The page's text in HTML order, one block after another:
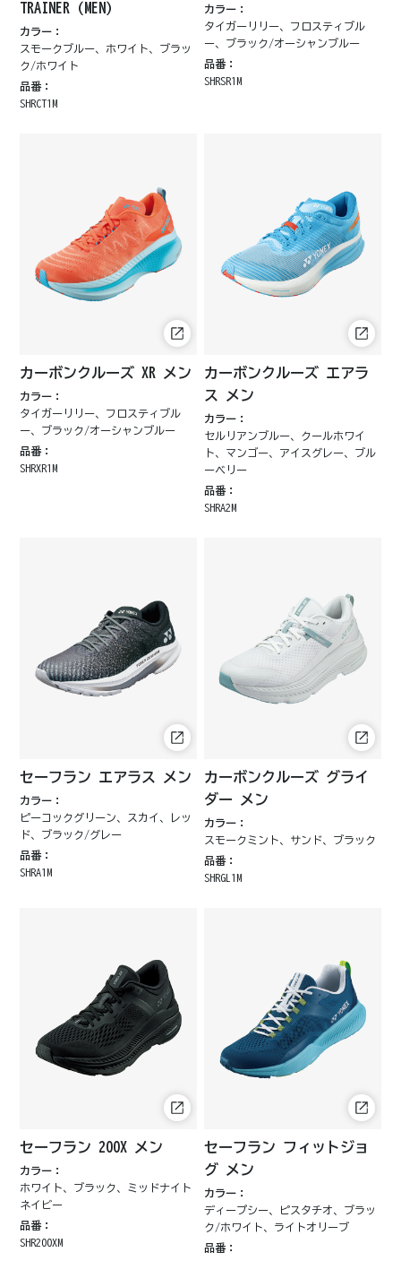
TRAINER（MEN）
カラー：
スモークブルー、ホワイト、ブラッ
ク/ホワイト
品番：
SHRCT1M
カラー：
タイガーリリー、フロスティブル
ー、ブラック/オーシャンブルー
品番：
SHRSR1M
カーボンクルーズ XR メン
カラー：
タイガーリリー、フロスティブル
ー、ブラック/オーシャンブルー
品番：
SHRXR1M
カーボンクルーズ エアラ
ス メン
カラー：
セルリアンブルー、クールホワイ
ト、マンゴー、アイスグレー、ブル
ーベリー
品番：
SHRA2M
セーフラン エアラス メン
カラー：
ピーコックグリーン、スカイ、レッ
ド、ブラック/グレー
品番：
SHRA1M
カーボンクルーズ グライ
ダー メン
カラー：
スモークミント、サンド、ブラック
品番：
SHRGL1M
セーフラン 200X メン
カラー：
ホワイト、ブラック、ミッドナイト
ネイビー
品番：
SHR200XM
セーフラン フィットジョ
グ メン
カラー：
ディープシー、ピスタチオ、ブラッ
ク/ホワイト、ライトオリーブ
品番：